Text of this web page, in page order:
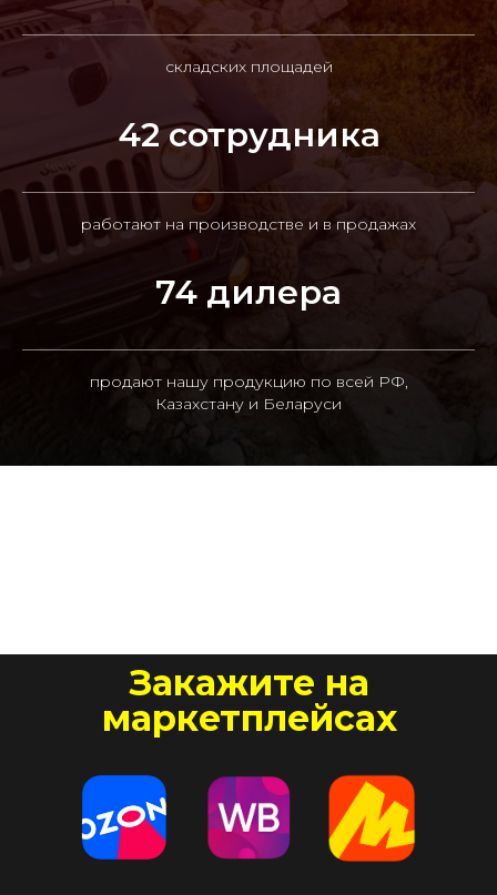
складских площадей
42 сотрудника
работают на производстве и в продажах
74 дилера
продают нашу продукцию по всей РФ,
Казахстану и Беларуси
Закажите на
маркетплейсах